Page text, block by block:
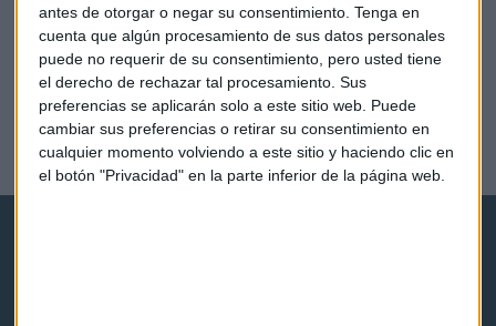
antes de otorgar o negar su consentimiento. Tenga en
cuenta que algún procesamiento de sus datos personales
puede no requerir de su consentimiento, pero usted tiene
el derecho de rechazar tal procesamiento. Sus
preferencias se aplicarán solo a este sitio web. Puede
cambiar sus preferencias o retirar su consentimiento en
cualquier momento volviendo a este sitio y haciendo clic en
el botón "Privacidad" en la parte inferior de la página web.
XV DÍA DE LA INVERSIÓN
"Este concurso desarrolla el carácter", afirma el
ganador
Guillermo Luna